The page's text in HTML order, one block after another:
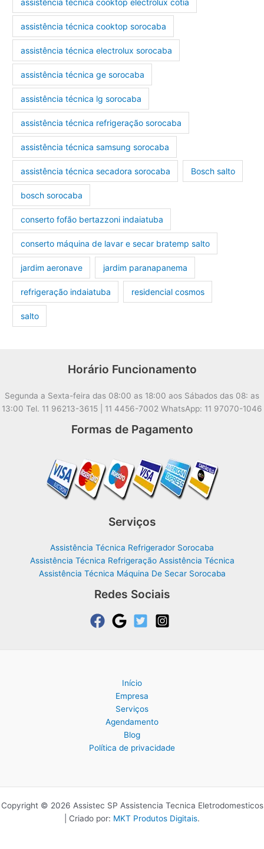
assistência técnica cooktop electrolux cotia
assistência técnica cooktop sorocaba
assistência técnica electrolux sorocaba
assistência técnica ge sorocaba
assistência técnica lg sorocaba
assistência técnica refrigeração sorocaba
assistência técnica samsung sorocaba
assistência técnica secadora sorocaba Bosch salto
bosch sorocaba
conserto fofão bertazzoni indaiatuba
conserto máquina de lavar e secar bratemp salto
jardim aeronave jardim paranapanema
refrigeração indaiatuba residencial cosmos
salto
Horário Funcionamento
Segunda a Sexta-feira das 08:00 as 18:00 aos Sábados das 08: as
13:00 Tel. 11 96213-3615 | 11 4456-7002 WhatsApp: 11 97070-1046
Formas de Pagamento
Serviços
Assistência Técnica Refrigerador Sorocaba
Assistência Técnica Refrigeração Assistência Técnica
Assistência Técnica Máquina De Secar Sorocaba
Redes Sociais
Início
Empresa
Serviços
Agendamento
Blog
Política de privacidade
Copyright © 2026 Assistec SP Assistencia Tecnica Eletrodomesticos
| Criado por: MKT Produtos Digitais.